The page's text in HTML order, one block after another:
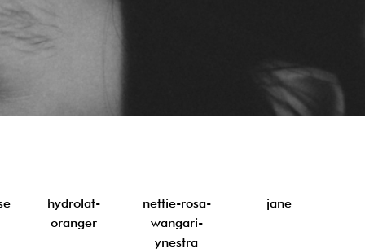
hydrolat-
oranger
nettie-rosa-
wangari-
ynestra
jane